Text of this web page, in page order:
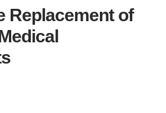
Replacement of